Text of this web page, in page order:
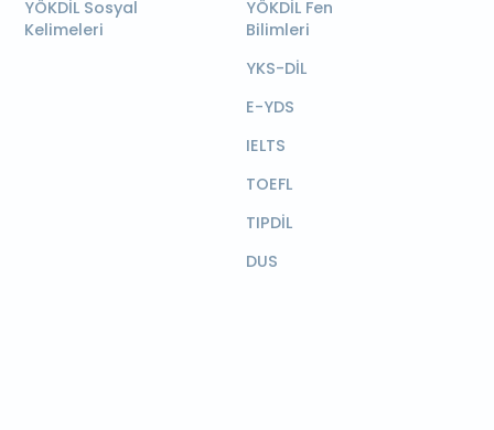
YÖKDİL Sosyal
Kelimeleri
YÖKDİL Fen
Bilimleri
YKS-DİL
E-YDS
IELTS
TOEFL
TIPDİL
DUS